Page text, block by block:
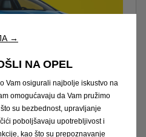
→
NA OPEL
Vam osigurali najbolje iskustvo na
omogućavaju da Vam pružimo
su bezbednost, upravljanje
poboljšavaju upotrebljivost i
kao što su prepoznavanje